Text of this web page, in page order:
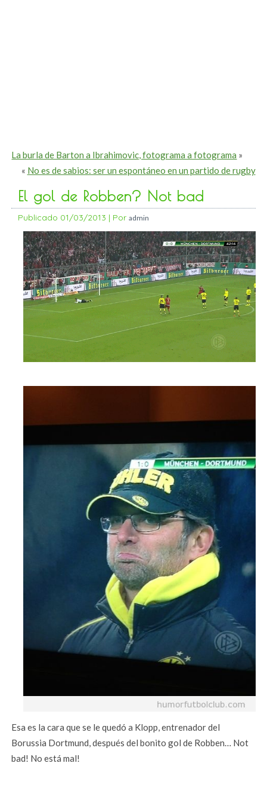
La burla de Barton a Ibrahimovic, fotograma a fotograma »
« No es de sabios: ser un espontáneo en un partido de rugby
El gol de Robben? Not bad
Publicado 01/03/2013 | Por admin
Esa es la cara que se le quedó a Klopp, entrenador del
Borussia Dortmund, después del bonito gol de Robben… Not
bad! No está mal!